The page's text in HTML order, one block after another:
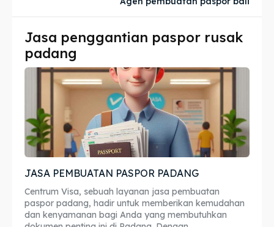
Imta
Legalisir
Penerjemah
Asuransi
Imta
Legalisir
Penerjemah
Asuransi
Jasa penggantian paspor rusak
padang
JASA PEMBUATAN PASPOR PADANG
Centrum Visa, sebuah layanan jasa pembuatan
paspor padang, hadir untuk memberikan kemudahan
dan kenyamanan bagi Anda yang membutuhkan